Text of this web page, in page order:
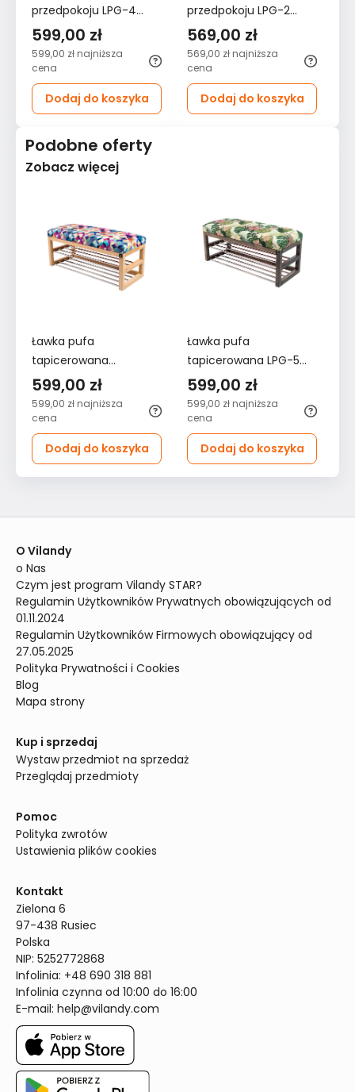
przedpokoju LPG-4
40x45x45 cm ławka
tapicerowana stelaż
orzech ekoskóra
czarna
599,00 zł
599,00 zł najniższa
cena
Dodaj do koszyka
przedpokoju LPG-2
55x35x45 cm ławka
tapicerowana nogi
czarne tkanina Piano
06 bordowy
569,00 zł
569,00 zł najniższa
cena
Dodaj do koszyka
Podobne oferty
Zobacz więcej
Ławka pufa
tapicerowana
50x45x30 cm z
siedziskiem gładkim
stelaż naturalny do
przedpokoju kolorowe
trójkąty
599,00 zł
599,00 zł najniższa
cena
Dodaj do koszyka
Ławka pufa
tapicerowana LPG-5
50x45x30 cm z
siedziskiem gładkim do
przedpokoju stelaż
bejca popiel zielony
tropik
599,00 zł
599,00 zł najniższa
cena
Dodaj do koszyka
O Vilandy
o Nas
Czym jest program Vilandy STAR?
Regulamin Użytkowników Prywatnych obowiązujących od
01.11.2024
Regulamin Użytkowników Firmowych obowiązujący od
27.05.2025
Polityka Prywatności i Cookies
Blog
Mapa strony
Kup i sprzedaj
Wystaw przedmiot na sprzedaż
Przeglądaj przedmioty
Pomoc
Polityka zwrotów
Ustawienia plików cookies
Kontakt
Zielona 6
97-438 Rusiec
Polska
NIP: 5252772868
Infolinia: +48 690 318 881
Infolinia czynna od 10:00 do 16:00
E-mail: help@vilandy.com